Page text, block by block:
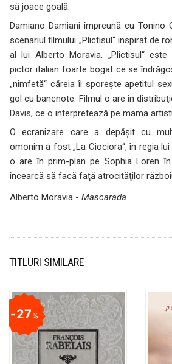
să joace goală.
Damiano Damiani împreună cu Tonino
scenariul filmului „Plictisul“ inspirat de
al lui Alberto Moravia. „Plictisul“
pictor italian foarte bogat ce se
„nimfetă“ căreia îi sporeşte apetitul
gol cu bancnote. Filmul o are în
Davis, ce o interpretează pe mama
O ecranizare care a depăşit cu
omonim a fost „La Ciociora“, în regia
o are în prim-plan pe Sophia Loren
încearcă să facă faţă atrocităţilor
Alberto Moravia - Mascarada
TITLURI SIMILARE
27%